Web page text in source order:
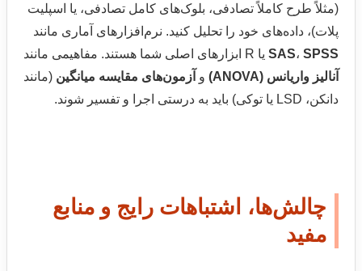
(مثلاً طرح کاملاً تصادفی، بلوک‌های کامل تصادفی، یا اسپلیت
پلات)، داده‌های خود را تحلیل کنید. نرم‌افزارهای آماری مانند
SAS، SPSS
یا R ابزارهای اصلی شما هستند. مفاهیمی مانند
آنالیز واریانس (ANOVA)
و آزمون‌های مقایسه میانگین (مانند
دانکن، LSD یا توکی) باید به درستی اجرا و تفسیر شوند.
چالش‌ها، اشتباهات رایج و منابع
مفید